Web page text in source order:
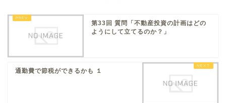
第33回 質問「不動産投資の計画はどの
ようにして立てるのか？」
通勤費で節税ができるかも １